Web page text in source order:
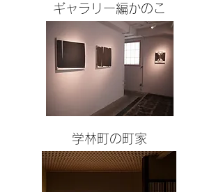
ギャラリー編かのこ
​学林町の町家